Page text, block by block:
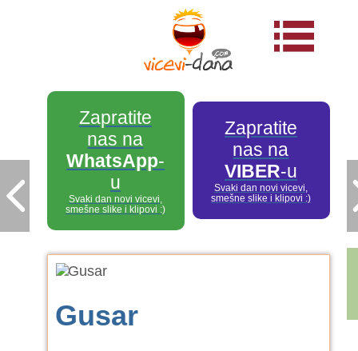
Zapratite
nas na
WhatsApp-
u
Svaki dan novi vicevi,
smešne slike i klipovi :)
Zapratite
nas na
VIBER-u
Svaki dan novi vicevi,
smešne slike i klipovi :)
Gusar